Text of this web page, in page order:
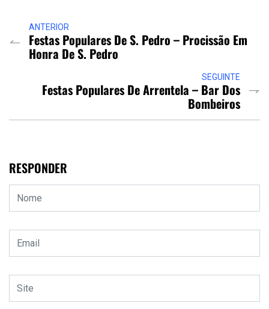
ANTERIOR
Festas Populares De S. Pedro – Procissão Em
Honra De S. Pedro
SEGUINTE
Festas Populares De Arrentela – Bar Dos
Bombeiros
RESPONDER